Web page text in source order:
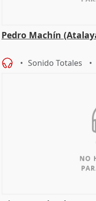
Pedro Machín
Sonido Totales